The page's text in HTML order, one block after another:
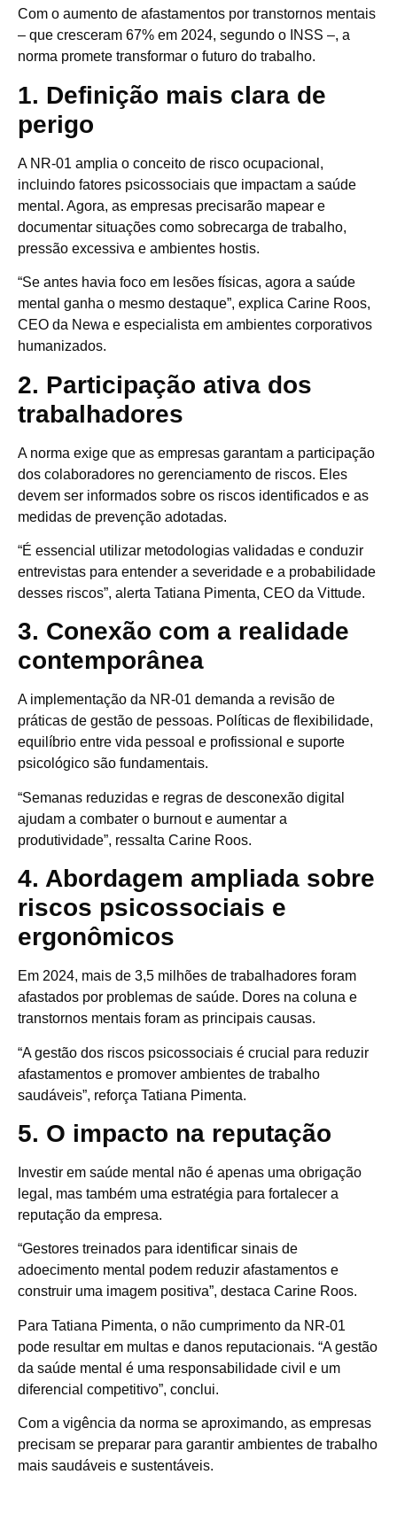
Com o aumento de afastamentos por transtornos mentais
– que cresceram 67% em 2024, segundo o INSS –, a
norma promete transformar o futuro do trabalho.
1. Definição mais clara de
perigo
A NR-01 amplia o conceito de risco ocupacional,
incluindo fatores psicossociais que impactam a saúde
mental. Agora, as empresas precisarão mapear e
documentar situações como sobrecarga de trabalho,
pressão excessiva e ambientes hostis.
“Se antes havia foco em lesões físicas, agora a saúde
mental ganha o mesmo destaque”, explica Carine Roos,
CEO da Newa e especialista em ambientes corporativos
humanizados.
2. Participação ativa dos
trabalhadores
A norma exige que as empresas garantam a participação
dos colaboradores no gerenciamento de riscos. Eles
devem ser informados sobre os riscos identificados e as
medidas de prevenção adotadas.
“É essencial utilizar metodologias validadas e conduzir
entrevistas para entender a severidade e a probabilidade
desses riscos”, alerta Tatiana Pimenta, CEO da Vittude.
3. Conexão com a realidade
contemporânea
A implementação da NR-01 demanda a revisão de
práticas de gestão de pessoas. Políticas de flexibilidade,
equilíbrio entre vida pessoal e profissional e suporte
psicológico são fundamentais.
“Semanas reduzidas e regras de desconexão digital
ajudam a combater o burnout e aumentar a
produtividade”, ressalta Carine Roos.
4. Abordagem ampliada sobre
riscos psicossociais e
ergonômicos
Em 2024, mais de 3,5 milhões de trabalhadores foram
afastados por problemas de saúde. Dores na coluna e
transtornos mentais foram as principais causas.
“A gestão dos riscos psicossociais é crucial para reduzir
afastamentos e promover ambientes de trabalho
saudáveis”, reforça Tatiana Pimenta.
5. O impacto na reputação
Investir em saúde mental não é apenas uma obrigação
legal, mas também uma estratégia para fortalecer a
reputação da empresa.
“Gestores treinados para identificar sinais de
adoecimento mental podem reduzir afastamentos e
construir uma imagem positiva”, destaca Carine Roos.
Para Tatiana Pimenta, o não cumprimento da NR-01
pode resultar em multas e danos reputacionais. “A gestão
da saúde mental é uma responsabilidade civil e um
diferencial competitivo”, conclui.
Com a vigência da norma se aproximando, as empresas
precisam se preparar para garantir ambientes de trabalho
mais saudáveis e sustentáveis.